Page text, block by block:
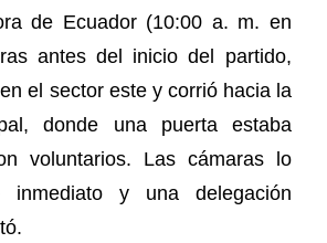
de Ecuador (10:00 a. m. en
antes del inicio del partido,
el sector este y corrió hacia la
donde una puerta estaba
voluntarios. Las cámaras lo
inmediato y una delegación